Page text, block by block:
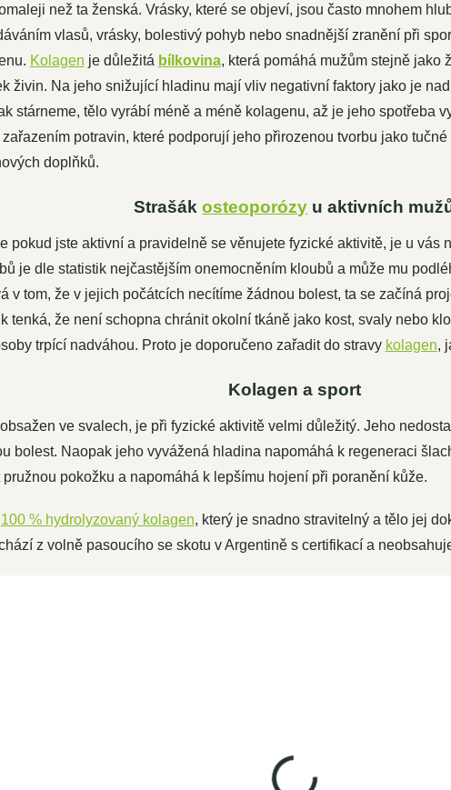
než ta ženská. Vrásky, které se objeví, jsou často mnohem
vlasů, vrásky, bolestivý pohyb nebo snadnější zranění při
Kolagen je důležitá bílkovina, která pomáhá mužům stejně jako
živin. Na jeho snižující hladinu mají vliv negativní faktory jako je
stárneme, tělo vyrábí méně a méně kolagenu, až je jeho spotřeba
potravin, které podporují jeho přirozenou tvorbu jako
doplňků.
Strašákosteoporózy u aktivních
pokud jste aktivní a pravidelně se věnujete fyzické aktivitě, je u vás
je dle statistik nejčastějším onemocněním kloubů a může mu
v tom, že v jejich počátcích necítíme žádnou bolest, ta se začíná
tenká, že není schopna chránit okolní tkáně jako kost, svaly nebo
trpící nadváhou. Proto je doporučeno zařadit do stravy kolagen,
Kolagen a sport
ve svalech, je při fyzické aktivitě velmi důležitý. Jeho
bolest. Naopak jeho vyvážená hladina napomáhá k regeneraci
pokožku a napomáhá k lepšímu hojení při poranění kůže.
100 % hydrolyzovaný kolagen, který je snadno stravitelný a tělo jej
z volně pasoucího se skotu v Argentině s certifikací a
1 034,80 Kč bez DPH